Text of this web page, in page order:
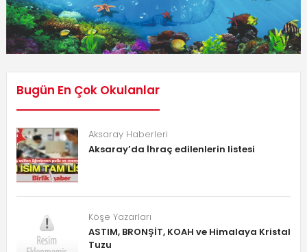
Bugün En Çok Okulanlar
Aksaray Haberleri
Aksaray’da İhraç edilenlerin listesi
Köşe Yazarları
ASTIM, BRONŞİT, KOAH ve Himalaya Kristal
Tuzu